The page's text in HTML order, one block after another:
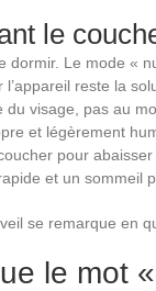
le
dormir. Le mode «
reste la
visage, pas au
et légèrement
pour
et un sommeil
se remarque en
le mot